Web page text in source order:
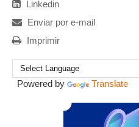
Linkedin
Enviar por e-mail
Imprimir
Powered by Translate